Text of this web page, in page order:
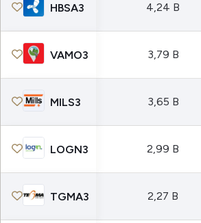
HBSA3 4,24 B
VAMO3 3,79 B
MILS3 3,65 B
LOGN3 2,99 B
TGMA3 2,27 B